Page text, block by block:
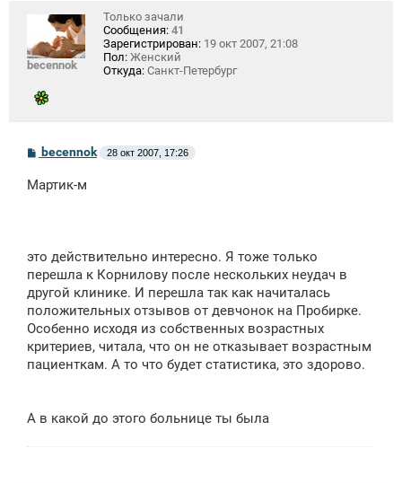
becennok
Только зачали
Сообщения: 41
Зарегистрирован: 19 окт 2007, 21:08
Пол: Женский
Откуда: Санкт-Петербург
С
б
becennok 28 окт 2007, 17:26
Мартик-м
это действительно интересно. Я тоже только
перешла к Корнилову после нескольких неудач в
другой клинике. И перешла так как начиталась
положительных отзывов от девчонок на Пробирке.
Особенно исходя из собственных возрастных
критериев, читала, что он не отказывает возрастным
пациенткам. А то что будет статистика, это здорово.
А в какой до этого больнице ты была